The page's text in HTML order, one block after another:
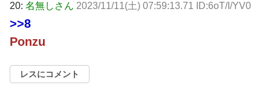
20: 名無しさん 2023/11/11(土) 07:59:13.71 ID:6oT/I/YV0
>>8
Ponzu
レスにコメント